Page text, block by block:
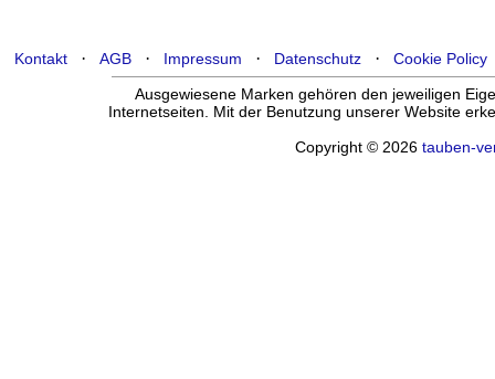
Kontakt· AGB· Impressum · Datenschutz· Cookie Policy
Ausgewiesene Marken gehören den jeweiligen
Internetseiten. Mit der Benutzung unserer Website
Copyright © 2026 tauben-